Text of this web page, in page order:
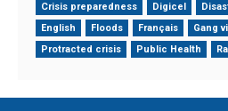
Crisis preparedness
Digicel
English
Floods Français Gang
Protracted crisis
Public Health